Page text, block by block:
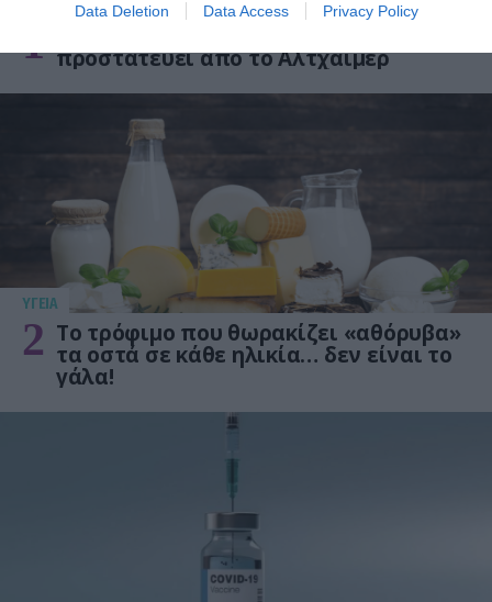
Data Deletion Data Access Privacy Policy
1 προστατεύει από το Αλτχάιμερ
ΥΓΕΙΑ
2 Το τρόφιμο που θωρακίζει «αθόρυβα»
τα οστά σε κάθε ηλικία… δεν είναι το
γάλα!